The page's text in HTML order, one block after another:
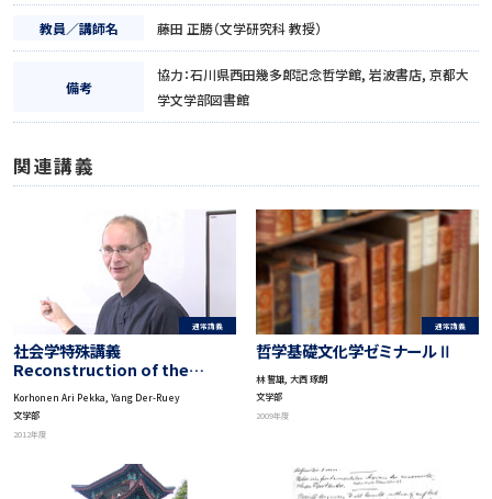
教員／講師名 藤田 正勝（文学研究科 教授）
備考
協力：石川県西田幾多郎記念哲学館, 岩波書店, 京都大
学文学部図書館
関連講義
通常講義
社会学特殊講義
Reconstruction of the
Intimate and Public Spheres
Korhonen Ari Pekka, Yang Der-Ruey
文学部
2012年度
通常講義
哲学基礎文化学ゼミナールⅡ
林 誓雄, 大西 琢朗
文学部
2009年度